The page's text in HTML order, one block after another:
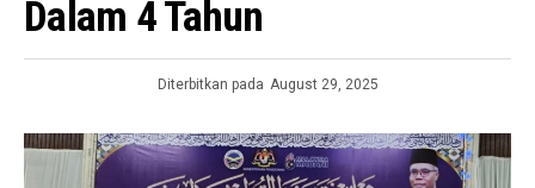
Dalam 4 Tahun
Diterbitkan pada August 29, 2025